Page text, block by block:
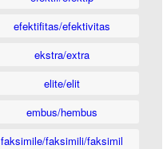
efektifitas/efektivitas
ekstra/extra
elite/elit
embus/hembus
faksimile/faksimili/faksimil